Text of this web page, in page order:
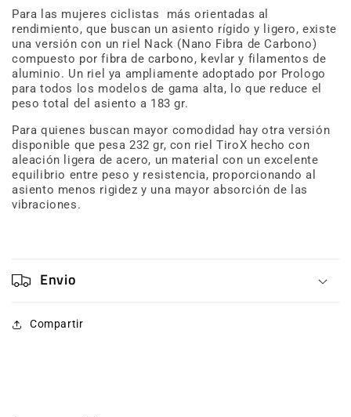
Para las mujeres ciclistas más orientadas al
rendimiento, que buscan un asiento rígido y ligero, existe
una versión con un riel Nack (Nano Fibra de Carbono)
compuesto por fibra de carbono, kevlar y filamentos de
aluminio. Un riel ya ampliamente adoptado por Prologo
para todos los modelos de gama alta, lo que reduce el
peso total del asiento a 183 gr.
Para quienes buscan mayor comodidad hay otra versión
disponible que pesa 232 gr, con riel TiroX hecho con
aleación ligera de acero, un material con un excelente
equilibrio entre peso y resistencia, proporcionando al
asiento menos rigidez y una mayor absorción de las
vibraciones.
Envio
Compartir